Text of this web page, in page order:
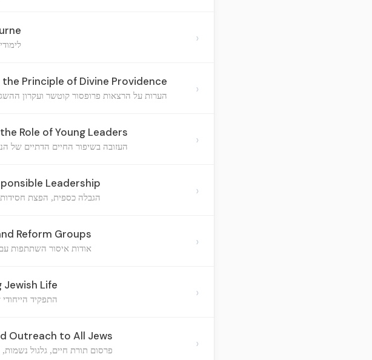
›
Principle of Divine Providence
הערות על הרצאות פרופסור קוטשר ועקרון ›
Role of Young Leaders
העזובה בשיפור החיים הדתיים של ›
Leadership
הגבלה כספית, הפצת ›
Reform Groups
אודות איסור השתתפות עם ›
Jewish Life
התפקיד ›
Outreach to All Jews
פרסום תורת חיים, גלגול ›